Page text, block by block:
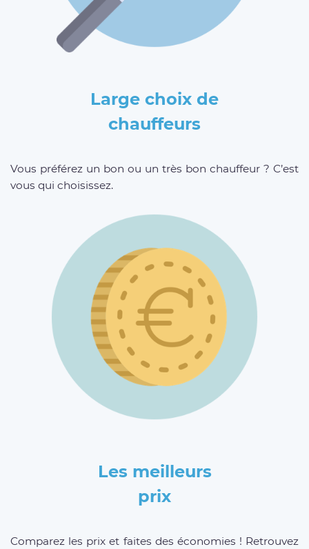
Large choix de
chauffeurs
Vous préférez un bon ou un très bon chauffeur ? C’est
vous qui choisissez.
Les meilleurs
prix
Comparez les prix et faites des économies ! Retrouvez